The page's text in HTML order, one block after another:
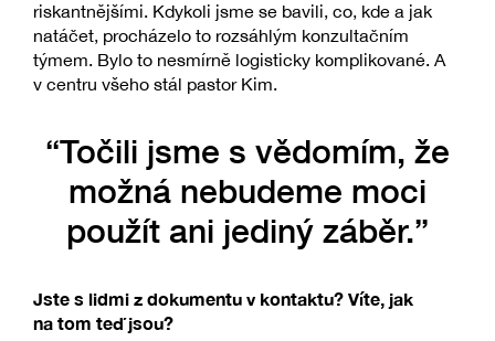
riskantnějšími. Kdykoli jsme se bavili, co, kde a jak
natáčet, procházelo to rozsáhlým konzultačním
týmem. Bylo to nesmírně logisticky komplikované. A
v centru všeho stál pastor Kim.
“Točili jsme s vědomím, že
možná nebudeme moci
použít ani jediný záběr.”
Jste s lidmi z dokumentu v kontaktu? Víte, jak
na tom teď jsou?